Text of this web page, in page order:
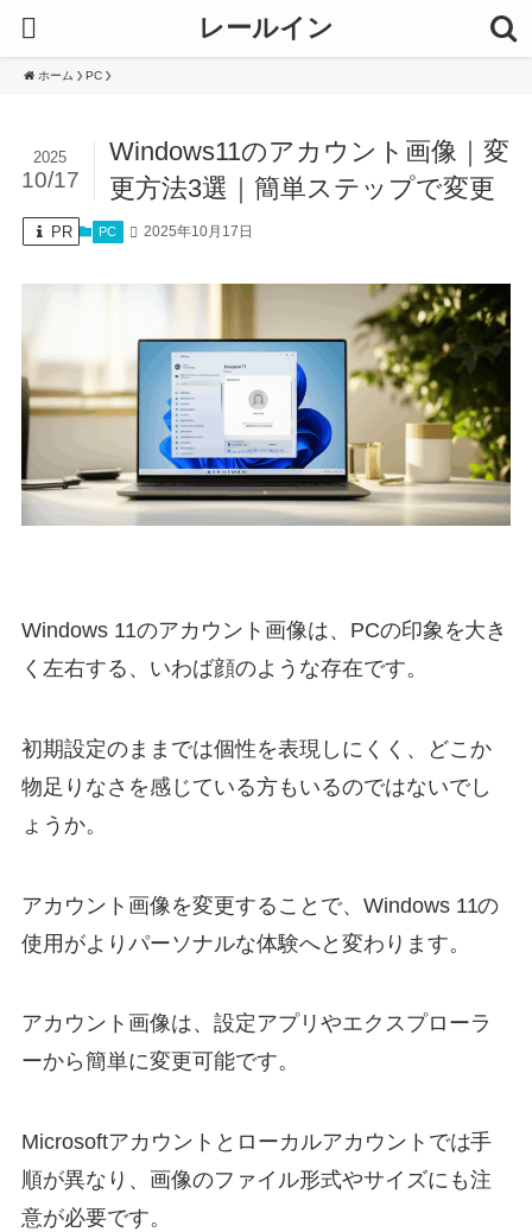
レールイン
ホーム PC
Windows11のアカウント画像｜変
更方法3選｜簡単ステップで変更
2025
10/17
PR PC 2025年10月17日
Windows 11のアカウント画像は、PCの印象を大き
く左右する、いわば顔のような存在です。
初期設定のままでは個性を表現しにくく、どこか
物足りなさを感じている方もいるのではないでし
ょうか。
アカウント画像を変更することで、Windows 11の
使用がよりパーソナルな体験へと変わります。
アカウント画像は、設定アプリやエクスプローラ
ーから簡単に変更可能です。
Microsoftアカウントとローカルアカウントでは手
順が異なり、画像のファイル形式やサイズにも注
意が必要です。